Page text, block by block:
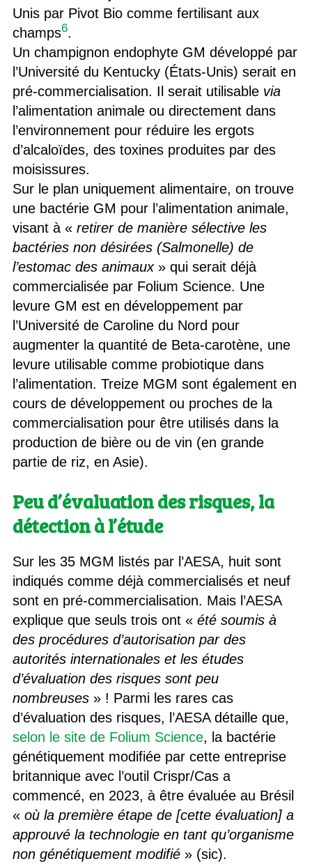
Unis par Pivot Bio comme fertilisant aux
champs6.
Un champignon endophyte GM développé par
l’Université du Kentucky (États-Unis) serait en
pré-commercialisation. Il serait utilisable via
l’alimentation animale ou directement dans
l’environnement pour réduire les ergots
d’alcaloïdes, des toxines produites par des
moisissures.
Sur le plan uniquement alimentaire, on trouve
une bactérie GM pour l’alimentation animale,
visant à « retirer de manière sélective les
bactéries non désirées (Salmonelle) de
l’estomac des animaux» qui serait déjà
commercialisée par Folium Science. Une
levure GM est en développement par
l’Université de Caroline du Nord pour
augmenter la quantité de Beta-carotène, une
levure utilisable comme probiotique dans
l’alimentation. Treize MGM sont également en
cours de développement ou proches de la
commercialisation pour être utilisés dans la
production de bière ou de vin (en grande
partie de riz, en Asie).
Peu d’évaluation des risques, la
détection à l’étude
Sur les 35 MGM listés par l’AESA, huit sont
indiqués comme déjà commercialisés et neuf
sont en pré-commercialisation. Mais l’AESA
explique que seuls trois ont « été soumis à
des procédures d’autorisation par des
autorités internationales et les études
d’évaluation des risques sont peu
nombreuses» ! Parmi les rares cas
d’évaluation des risques, l’AESA détaille que,
selon le site de Folium Science, la bactérie
génétiquement modifiée par cette entreprise
britannique avec l’outil Crispr/Cas a
commencé, en 2023, à être évaluée au Brésil
« où la première étape de [cette évaluation] a
approuvé la technologie en tant qu’organisme
non génétiquement modifié» (sic).